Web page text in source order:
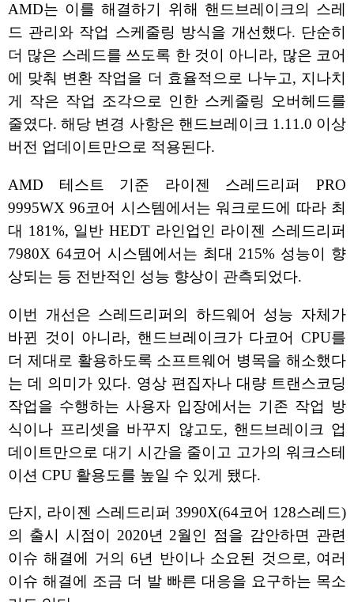
AMD는 이를 해결하기 위해 핸드브레이크의 스레
드 관리와 작업 스케줄링 방식을 개선했다. 단순히
더 많은 스레드를 쓰도록 한 것이 아니라, 많은 코어
에 맞춰 변환 작업을 더 효율적으로 나누고, 지나치
게 작은 작업 조각으로 인한 스케줄링 오버헤드를
줄였다. 해당 변경 사항은 핸드브레이크 1.11.0 이상
버전 업데이트만으로 적용된다.
AMD 테스트 기준 라이젠 스레드리퍼 PRO
9995WX 96코어 시스템에서는 워크로드에 따라 최
대 181%, 일반 HEDT 라인업인 라이젠 스레드리퍼
7980X 64코어 시스템에서는 최대 215% 성능이 향
상되는 등 전반적인 성능 향상이 관측되었다.
이번 개선은 스레드리퍼의 하드웨어 성능 자체가
바뀐 것이 아니라, 핸드브레이크가 다코어 CPU를
더 제대로 활용하도록 소프트웨어 병목을 해소했다
는 데 의미가 있다. 영상 편집자나 대량 트랜스코딩
작업을 수행하는 사용자 입장에서는 기존 작업 방
식이나 프리셋을 바꾸지 않고도, 핸드브레이크 업
데이트만으로 대기 시간을 줄이고 고가의 워크스테
이션 CPU 활용도를 높일 수 있게 됐다.
단지, 라이젠 스레드리퍼 3990X(64코어 128스레드)
의 출시 시점이 2020년 2월인 점을 감안하면 관련
이슈 해결에 거의 6년 반이나 소요된 것으로, 여러
이슈 해결에 조금 더 발 빠른 대응을 요구하는 목소